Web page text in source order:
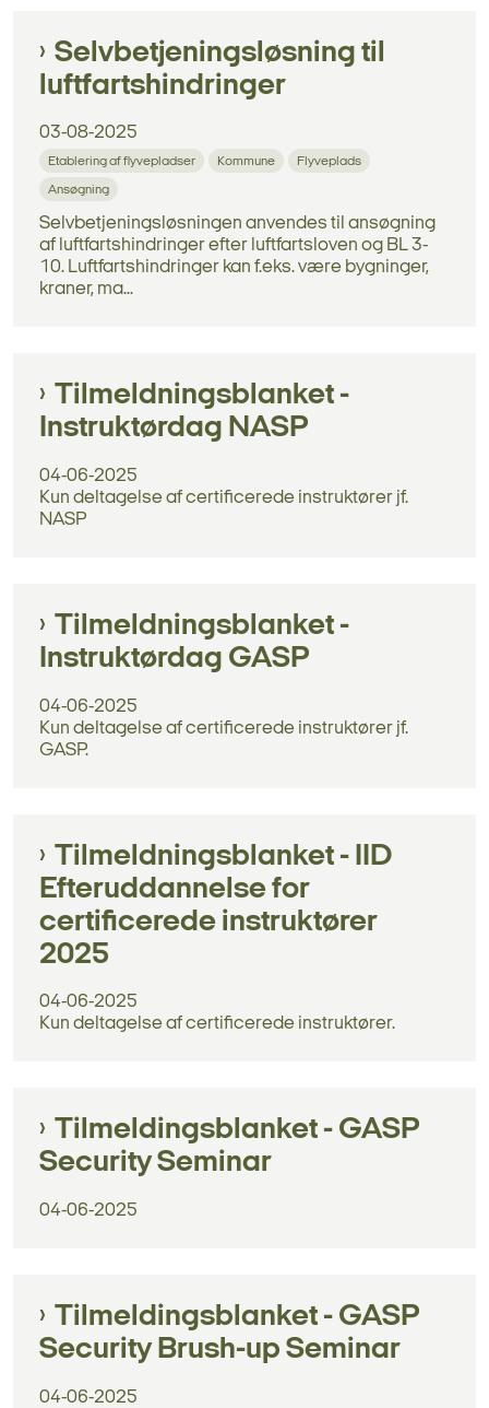
Selvbetjeningsløsning til
luftfartshindringer
03-08-2025
Etablering af flyvepladser Kommune Flyveplads
Ansøgning
Selvbetjeningsløsningen anvendes til ansøgning
af luftfartshindringer efter luftfartsloven og BL 3-
10. Luftfartshindringer kan f.eks. være bygninger,
kraner, ma...
Tilmeldningsblanket -
Instruktørdag NASP
04-06-2025
Kun deltagelse af certificerede instruktører jf.
NASP
Tilmeldningsblanket -
Instruktørdag GASP
04-06-2025
Kun deltagelse af certificerede instruktører jf.
GASP.
Tilmeldningsblanket - IID
Efteruddannelse for
certificerede instruktører
2025
04-06-2025
Kun deltagelse af certificerede instruktører.
Tilmeldingsblanket - GASP
Security Seminar
04-06-2025
Tilmeldingsblanket - GASP
Security Brush-up Seminar
04-06-2025